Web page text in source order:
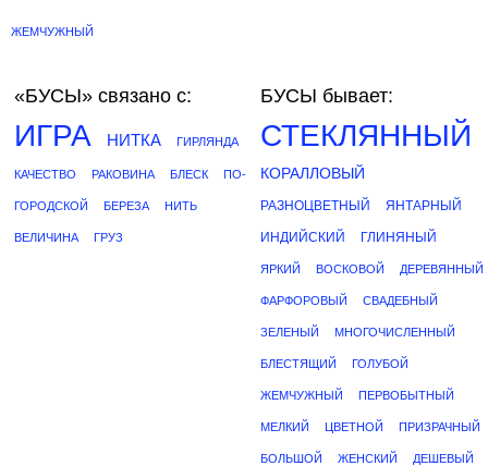
ЖЕМЧУЖНЫЙ
«БУСЫ» связано с:
ИГРА НИТКА ГИРЛЯНДА
КАЧЕСТВО РАКОВИНА БЛЕСК ПО-
ГОРОДСКОЙ БЕРЕЗА НИТЬ
ВЕЛИЧИНА ГРУЗ
БУСЫ бывает:
СТЕКЛЯННЫЙ
КОРАЛЛОВЫЙ
РАЗНОЦВЕТНЫЙ ЯНТАРНЫЙ
ИНДИЙСКИЙ ГЛИНЯНЫЙ
ЯРКИЙ ВОСКОВОЙ ДЕРЕВЯННЫЙ
ФАРФОРОВЫЙ СВАДЕБНЫЙ
ЗЕЛЕНЫЙ МНОГОЧИСЛЕННЫЙ
БЛЕСТЯЩИЙ ГОЛУБОЙ
ЖЕМЧУЖНЫЙ ПЕРВОБЫТНЫЙ
МЕЛКИЙ ЦВЕТНОЙ ПРИЗРАЧНЫЙ
БОЛЬШОЙ ЖЕНСКИЙ ДЕШЕВЫЙ